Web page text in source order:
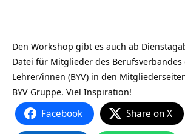
Den Workshop gibt es auch ab
Datei für Mitglieder des Berufsverbandes
Lehrer/innen (BYV) in den
BYV Gruppe. Viel Inspiration!
Facebook Share on X